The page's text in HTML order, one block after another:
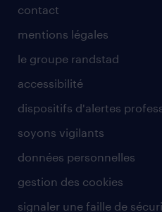
contact
mentions légales
le groupe randstad
accessibilité
dispositifs d'alertes
soyons vigilants
données personnelles
gestion des cookies
signaler une faille de